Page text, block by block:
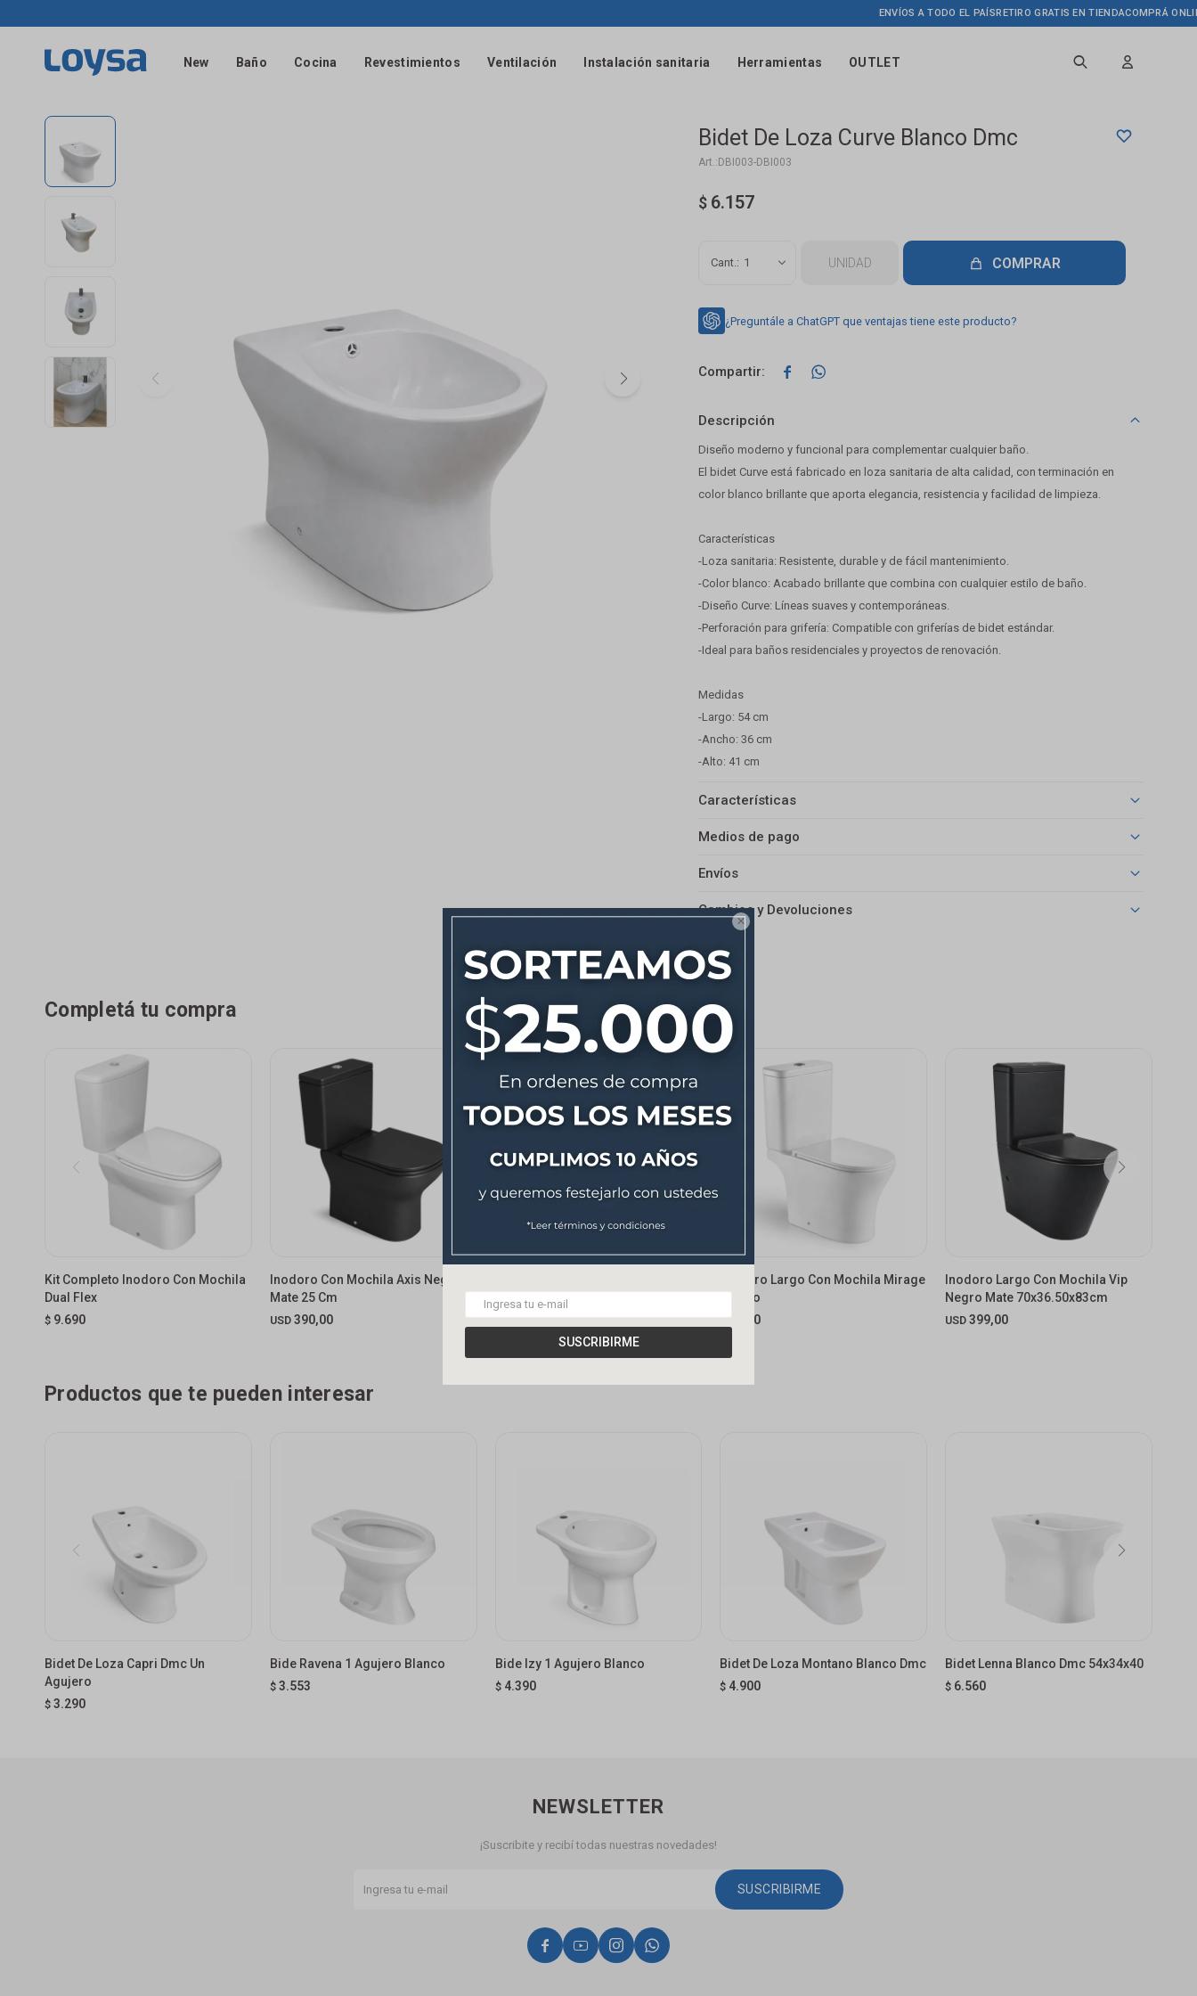

SUSCRIBIRME
New Baño Cocina Revestimientos Ventilación Instalación sanitaria Herramientas OUTLET
ENVÍOS A TODO EL PAÍSRETIRO GRATIS EN TIENDACOMPRÁ ONLINE
Bidet De Loza Curve Blanco Dmc
DBI003-DBI003
$ 6.157
1 UNIDAD COMPRAR
¿Preguntále a ChatGPT que ventajas tiene este producto?
 
Descripción
Diseño moderno y funcional para complementar cualquier baño.
El bidet Curve está fabricado en loza sanitaria de alta calidad, con terminación en
color blanco brillante que aporta elegancia, resistencia y facilidad de limpieza.
Características
-Loza sanitaria: Resistente, durable y de fácil mantenimiento.
-Color blanco: Acabado brillante que combina con cualquier estilo de baño.
-Diseño Curve: Líneas suaves y contemporáneas.
-Perforación para grifería: Compatible con griferías de bidet estándar.
-Ideal para baños residenciales y proyectos de renovación.
Medidas
-Largo: 54 cm
-Ancho: 36 cm
-Alto: 41 cm
Características
Medios de pago
Envíos
Cambios y Devoluciones
Completá tu compra
Kit Completo Inodoro Con Mochila
Dual Flex
$ 9.690
Inodoro Con Mochila Axis Negro
Mate 25 Cm
USD 390,00
Montano Blanco
$ 6.490
Inodoro Largo Con Mochila Mirage
Blanco
$ 8.490
Inodoro Largo Con Mochila Vip
Negro Mate 70x36.50x83cm
USD 399,00
Productos que te pueden interesar
Bidet De Loza Capri Dmc Un
Agujero
$ 3.290
Bide Ravena 1 Agujero Blanco
$ 3.553
Bide Izy 1 Agujero Blanco
$ 4.390
Bidet De Loza Montano Blanco Dmc
$ 4.900
Bidet Lenna Blanco Dmc 54x34x40
$ 6.560
NEWSLETTER
¡Suscribite y recibí todas nuestras novedades!
SUSCRIBIRME
   